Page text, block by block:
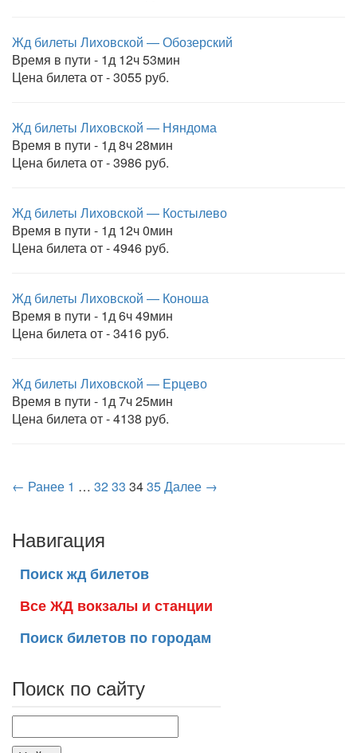
Жд билеты Лиховской — Обозерский
Время в пути - 1д 12ч 53мин
Цена билета от - 3055 руб.
Жд билеты Лиховской — Няндома
Время в пути - 1д 8ч 28мин
Цена билета от - 3986 руб.
Жд билеты Лиховской — Костылево
Время в пути - 1д 12ч 0мин
Цена билета от - 4946 руб.
Жд билеты Лиховской — Коноша
Время в пути - 1д 6ч 49мин
Цена билета от - 3416 руб.
Жд билеты Лиховской — Ерцево
Время в пути - 1д 7ч 25мин
Цена билета от - 4138 руб.
← Ранее 1 … 3233 3435Далее →
Навигация
Поиск жд билетов
Все ЖД вокзалы и станции
Поиск билетов по городам
Поиск по сайту